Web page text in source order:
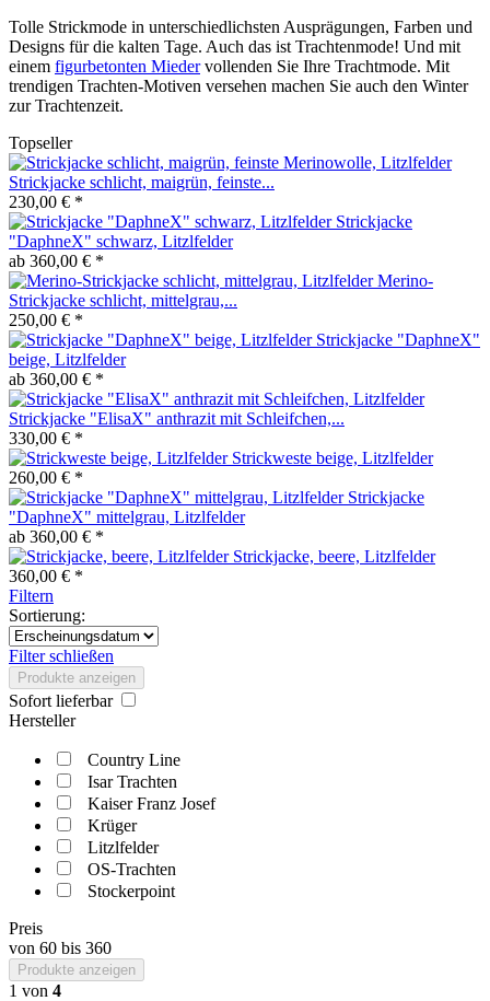
Tolle Strickmode in unterschiedlichsten Ausprägungen, Farben und
Designs für die kalten Tage. Auch das ist Trachtenmode! Und mit
einem figurbetonten Miedervollenden Sie Ihre Trachtmode. Mit
trendigen Trachten-Motiven versehen machen Sie auch den Winter
zur Trachtenzeit.
Topseller
Strickjacke schlicht, maigrün, feinste...
230,00 € *
Strickjacke
"DaphneX" schwarz, Litzlfelder
ab 360,00 € *
Merino-
Strickjacke schlicht, mittelgrau,...
250,00 € *
Strickjacke "DaphneX"
beige, Litzlfelder
ab 360,00 € *
Strickjacke "ElisaX" anthrazit mit Schleifchen,...
330,00 € *
Strickweste beige, Litzlfelder
260,00 € *
Strickjacke
"DaphneX" mittelgrau, Litzlfelder
ab 360,00 € *
Strickjacke, beere, Litzlfelder
360,00 € *
Filtern
Sortierung:
Filter schließen
Produkte anzeigen
Sofort lieferbar
Hersteller
Country Line
Isar Trachten
Kaiser Franz Josef
Krüger
Litzlfelder
OS-Trachten
Stockerpoint
Preis
von 60 bis 360
Produkte anzeigen
1 von 4